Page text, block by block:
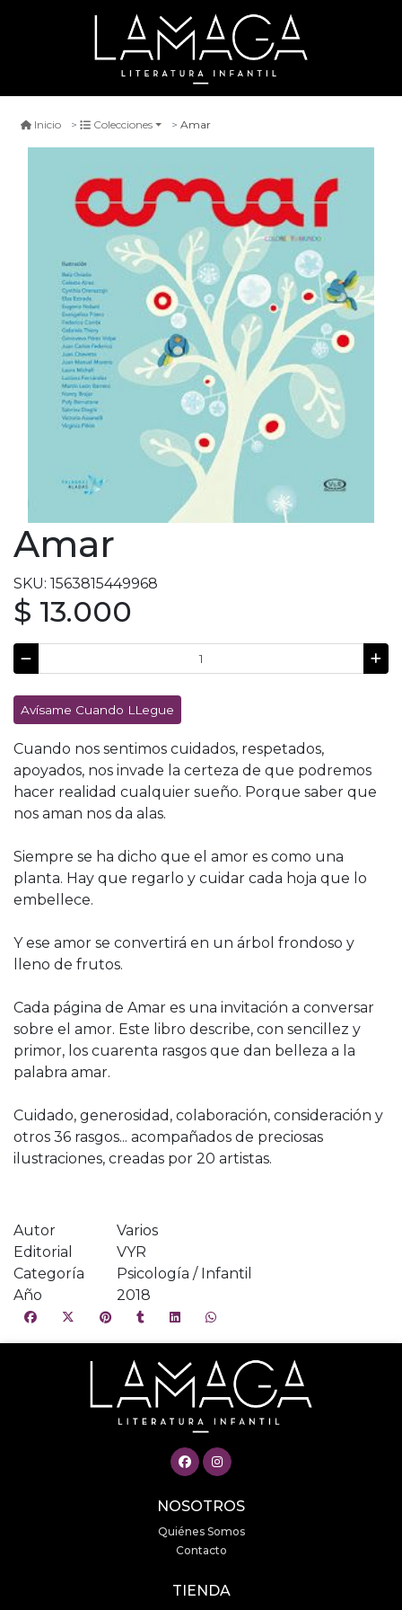
Inicio Colecciones Amar
Amar
SKU: 1563815449968
$ 13.000
Avísame Cuando LLegue
Cuando nos sentimos cuidados, respetados,
apoyados, nos invade la certeza de que podremos
hacer realidad cualquier sueño. Porque saber que
nos aman nos da alas.
Siempre se ha dicho que el amor es como una
planta. Hay que regarlo y cuidar cada hoja que lo
embellece.
Y ese amor se convertirá en un árbol frondoso y
lleno de frutos.
Cada página de Amar es una invitación a conversar
sobre el amor. Este libro describe, con sencillez y
primor, los cuarenta rasgos que dan belleza a la
palabra amar.
Cuidado, generosidad, colaboración, consideración y
otros 36 rasgos... acompañados de preciosas
ilustraciones, creadas por 20 artistas.
Autor
Varios
Editorial
VYR
Categoría
Psicología / Infantil
Año
2018
NOSOTROS
Quiénes Somos
Contacto
TIENDA